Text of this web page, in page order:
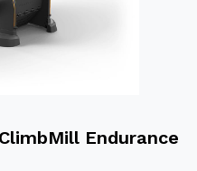
Endurance